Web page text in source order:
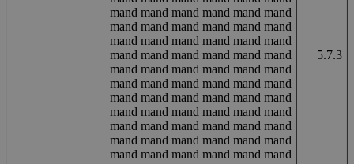
5.7.3
mand mand mand mand mand mand
mand mand mand mand mand mand
mand mand mand mand mand mand
mand mand mand mand mand mand
mand mand mand mand mand mand
mand mand mand mand mand mand
mand mand mand mand mand mand
mand mand mand mand mand mand
mand mand mand mand mand mand
mand mand mand mand mand mand
mand mand mand mand mand mand